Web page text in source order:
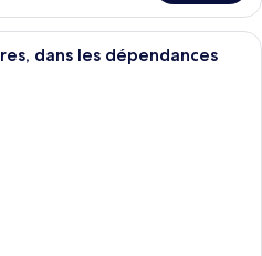
Chambre Familiale, 2 chambres,
dans les dépendances